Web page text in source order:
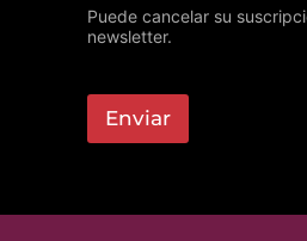
Puede cancelar su
newsletter.
Enviar